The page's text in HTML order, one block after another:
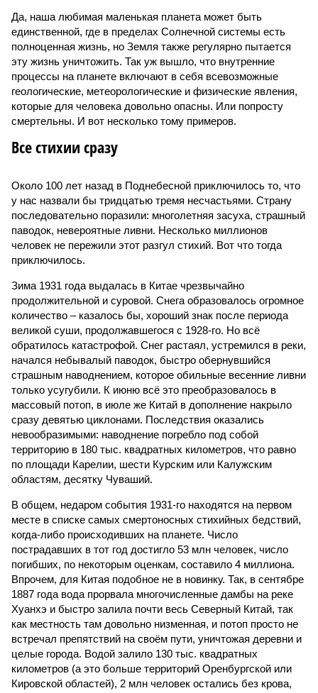
Да, наша любимая маленькая планета может быть
единственной, где в пределах Солнечной системы есть
полноценная жизнь, но Земля также регулярно пытается
эту жизнь уничтожить. Так уж вышло, что внутренние
процессы на планете включают в себя всевозможные
геологические, метеорологические и физические явления,
которые для человека довольно опасны. Или попросту
смертельны. И вот несколько тому примеров.
Все стихии сразу
Около 100 лет назад в Поднебесной приключилось то, что
у нас назвали бы тридцатью тремя несчастьями. Страну
последовательно поразили: многолетняя засуха, страшный
паводок, невероятные ливни. Несколько миллионов
человек не пережили этот разгул стихий. Вот что тогда
приключилось.
Зима 1931 года выдалась в Китае чрезвычайно
продолжительной и суровой. Снега образовалось огромное
количество – казалось бы, хороший знак после периода
великой суши, продолжавшегося с 1928-го. Но всё
обратилось катастрофой. Снег растаял, устремился в реки,
начался небывалый паводок, быстро обернувшийся
страшным наводнением, которое обильные весенние ливни
только усугубили. К июню всё это преобразовалось в
массовый потоп, в июле же Китай в дополнение накрыло
сразу девятью циклонами. Последствия оказались
невообразимыми: наводнение погребло под собой
территорию в 180 тыс. квадратных километров, что равно
по площади Карелии, шести Курским или Калужским
областям, десятку Чуваший.
В общем, недаром события 1931-го находятся на первом
месте в списке самых смертоносных стихийных бедствий,
когда-либо происходивших на планете. Число
пострадавших в тот год достигло 53 млн человек, число
погибших, по некоторым оценкам, составило 4 миллиона.
Впрочем, для Китая подобное не в новинку. Так, в сентябре
1887 года вода прорвала многочисленные дамбы на реке
Хуанхэ и быстро залила почти весь Северный Китай, так
как местность там довольно низменная, и потоп просто не
встречал препятствий на своём пути, уничтожая деревни и
целые города. Водой залило 130 тыс. квадратных
километров (а это больше территорий Оренбургской или
Кировской областей), 2 млн человек остались без крова,